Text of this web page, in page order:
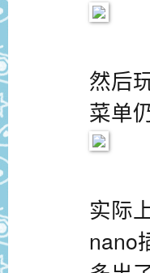
然后
菜单
实际
nano